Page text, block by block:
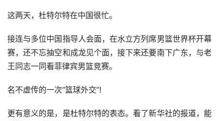
这两天，杜特尔特在中国很忙。
接连与多位中国指导人会面，在水立方列席男篮世界杯开幕
赛，还不忘抽空和成龙见个面，接下来还要南下广东，与老
王同志一同看菲律宾男篮竞赛。
名不虚传的一次“篮球外交”!
更有意义的是，是杜特尔特的表态。看了新华社的报道，能